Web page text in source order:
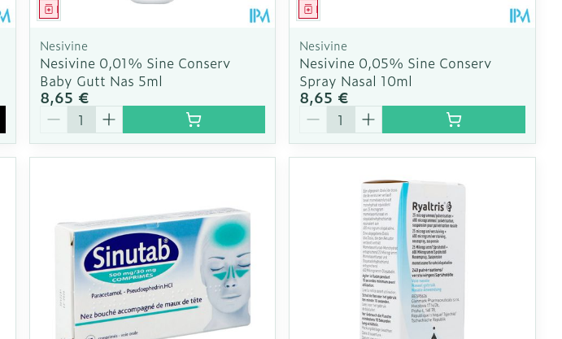
Médicament
Nesivine
Nesivine 0,01% Sine Conserv
Baby Gutt Nas 5ml
8,65 €
Quantité
Médicament
Nesivine
Nesivine 0,05% Sine Conserv
Spray Nasal 10ml
8,65 €
Quantité